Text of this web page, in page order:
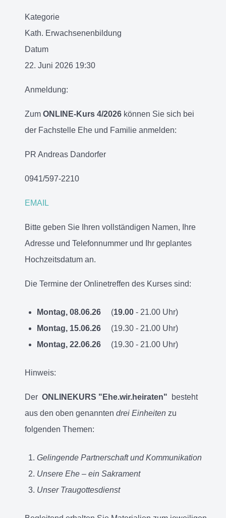
Kategorie
Kath. Erwachsenenbildung
Datum
22. Juni 2026 19:30
Anmeldung:
Zum ONLINE-Kurs 4/2026 können Sie sich bei
der Fachstelle Ehe und Familie anmelden:
PR Andreas Dandorfer
0941/597-2210
EMAIL
Bitte geben Sie Ihren vollständigen Namen, Ihre
Adresse und Telefonnummer und Ihr geplantes
Hochzeitsdatum an.
Die Termine der Onlinetreffen des Kurses sind:
Montag, 08.06.26 (19.00 - 21.00 Uhr)
Montag, 15.06.26 (19.30 - 21.00 Uhr)
Montag, 22.06.26 (19.30 - 21.00 Uhr)
Hinweis:
Der ONLINEKURS "Ehe.wir.heiraten"
besteht
aus den oben genannten drei Einheiten zu
folgenden Themen:
Gelingende Partnerschaft und Kommunikation
Unsere Ehe – ein Sakrament
Unser Traugottesdienst